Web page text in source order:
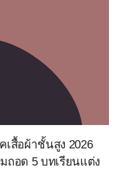
สื้อผ้าชั้นสูง 2026
ถอด 5 บทเรียนแต่ง